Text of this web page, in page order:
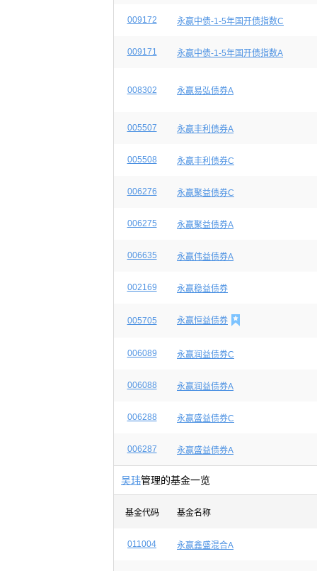
009172 永赢中债-1-5年国开债指数C
009171 永赢中债-1-5年国开债指数A
008302 永赢易弘债券A
005507 永赢丰利债券A
005508 永赢丰利债券C
006276 永赢聚益债券C
006275 永赢聚益债券A
006635 永赢伟益债券A
002169 永赢稳益债券
005705 永赢恒益债券 
006089 永赢润益债券C
006088 永赢润益债券A
006288 永赢盛益债券C
006287 永赢盛益债券A
吴玮管理的基金一览
基金代码 基金名称
011004 永赢鑫盛混合A